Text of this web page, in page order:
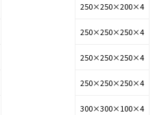
250×250×200×4
250×250×250×4
250×250×250×4
250×250×250×4
300×300×100×4